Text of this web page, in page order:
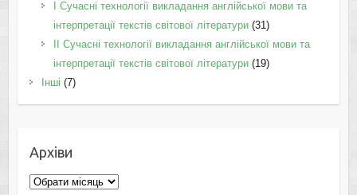
I Cучасні технології викладання англійської мови та
інтерпретації текстів світової літератури(31)
II Cучасні технології викладання англійської мови та
інтерпретації текстів світової літератури(19)
Інші (7)
Архіви
Архіви